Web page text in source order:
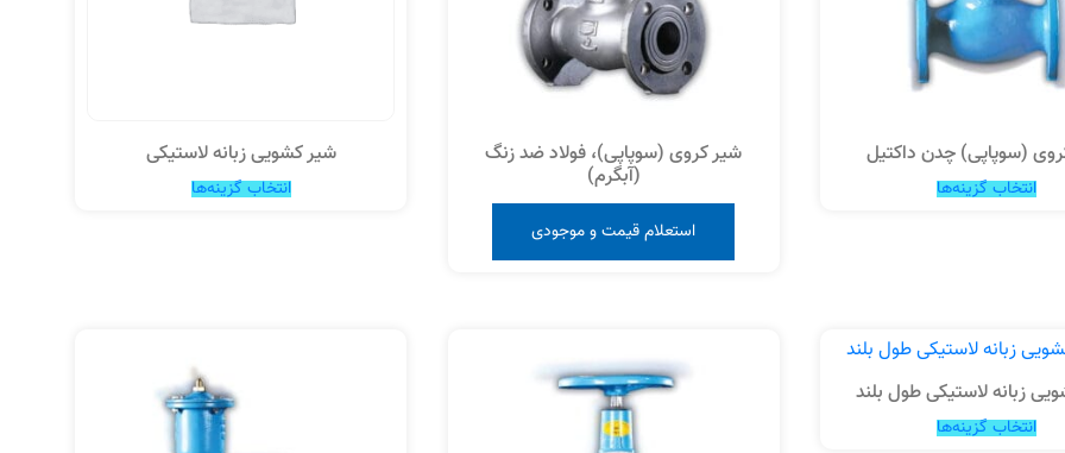
(سوپاپی) چدن داکتیل
انتخاب گزینه‌ها
شیر کروی (سوپاپی)، فولاد ضد زنگ
(آبگرم)
استعلام قیمت و موجودی
شیر کشویی زبانه لاستیکی
انتخاب گزینه‌ها
زبانه لاستیکی طول بلند
انتخاب گزینه‌ها